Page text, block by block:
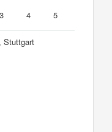
3 4 5
Stuttgart